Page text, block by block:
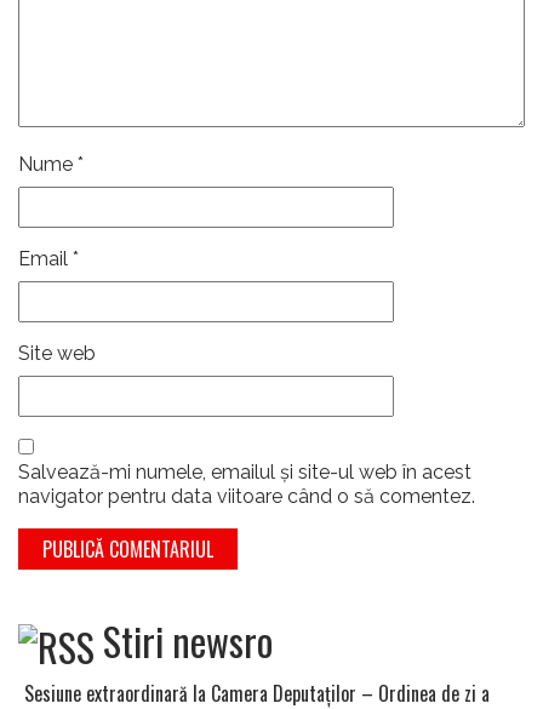
Nume *
Email *
Site web
Salvează-mi numele, emailul și site-ul web în acest
navigator pentru data viitoare când o să comentez.
Stiri newsro
Sesiune extraordinară la Camera Deputaţilor – Ordinea de zi a